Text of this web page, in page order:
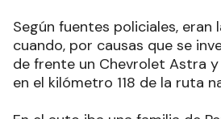
Según fuentes policiales, eran
cuando, por causas que se
de frente un Chevrolet Astra y
en el kilómetro 118 de la ruta